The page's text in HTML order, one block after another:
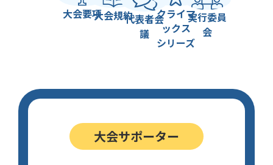
大会要項大会規約代表者会
議
クライマ
ックス
シリーズ
実行委員
会
大会サポーター